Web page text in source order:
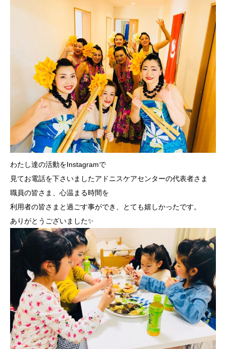
わたし達の活動をInstagramで
見てお電話を下さいましたアドニスケアセンターの代表者さま
職員の皆さま、心温まる時間を
利用者の皆さまと過ごす事ができ、とても嬉しかったです。
ありがとうございました✨